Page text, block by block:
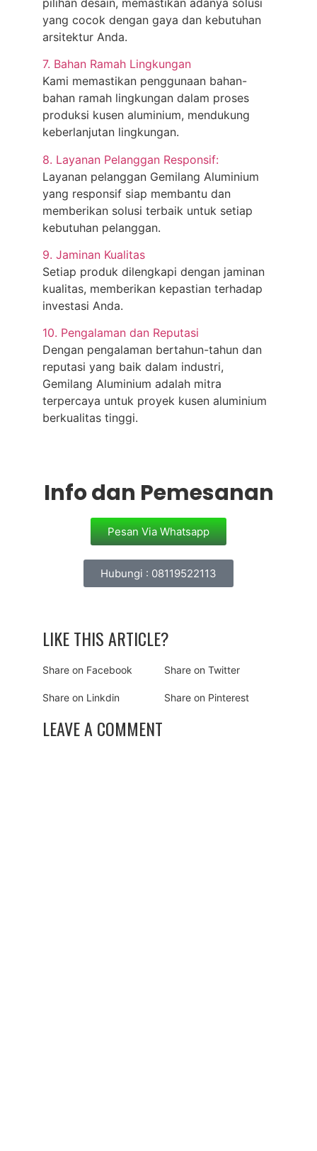
yang cocok dengan gaya dan kebutuhan
arsitektur Anda.
7. Bahan Ramah Lingkungan
Kami memastikan penggunaan bahan-
bahan ramah lingkungan dalam proses
produksi kusen aluminium, mendukung
keberlanjutan lingkungan.
8. Layanan Pelanggan Responsif:
Layanan pelanggan Gemilang Aluminium
yang responsif siap membantu dan
memberikan solusi terbaik untuk setiap
kebutuhan pelanggan.
9. Jaminan Kualitas
Setiap produk dilengkapi dengan jaminan
kualitas, memberikan kepastian terhadap
investasi Anda.
10. Pengalaman dan Reputasi
Dengan pengalaman bertahun-tahun dan
reputasi yang baik dalam industri,
Gemilang Aluminium adalah mitra
terpercaya untuk proyek kusen aluminium
berkualitas tinggi.
Info dan Pemesanan
Pesan Via Whatsapp
Hubungi : 08119522113
LIKE THIS ARTICLE?
Share on Facebook Share on Twitter
Share on Linkdin Share on Pinterest
LEAVE A COMMENT